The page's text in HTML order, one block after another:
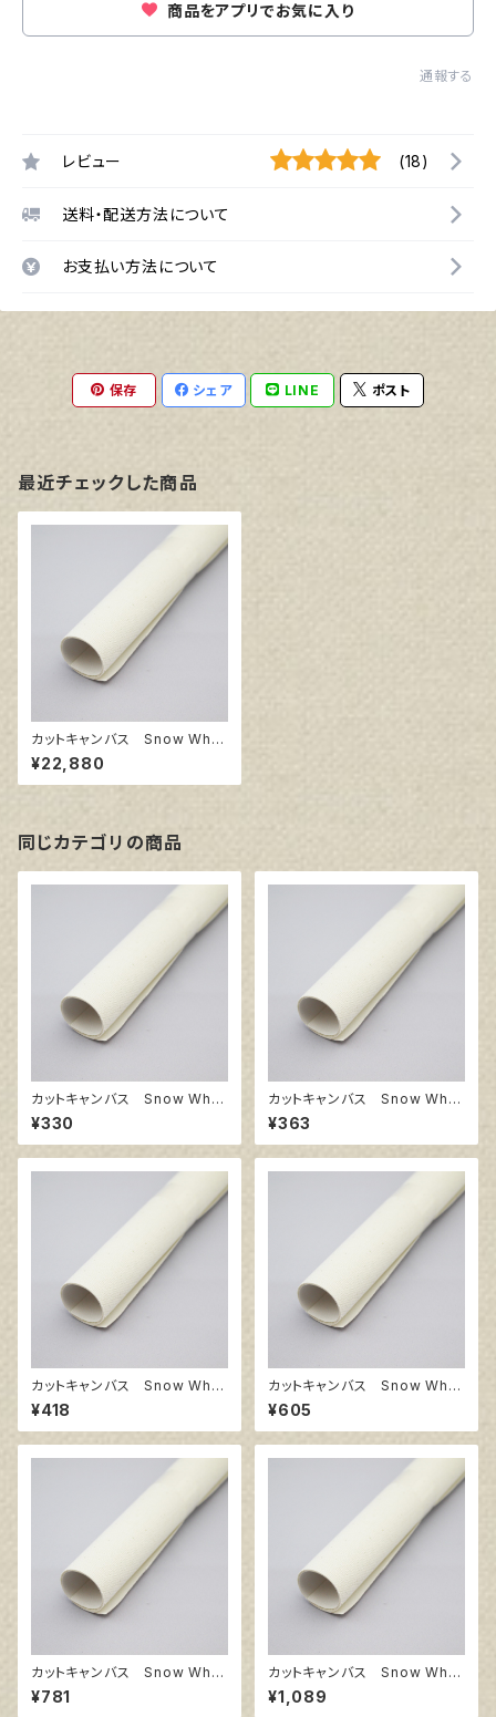
商品をアプリでお気に入り
通報する
レビュー (18)
送料・配送方法について
お支払い方法について
保存 シェア LINE ポスト
最近チェックした商品
カットキャンバス Snow Whit
e SPC F150
¥22,880
同じカテゴリの商品
カットキャンバス Snow Whit
e SPC SM
¥330
カットキャンバス Snow Whit
e SPC F3
¥363
カットキャンバス Snow Whit
e SPC F4
¥418
カットキャンバス Snow Whit
e SPC F6
¥605
カットキャンバス Snow Whit
e SPC F8
¥781
カットキャンバス Snow Whit
e SPC F10
¥1,089